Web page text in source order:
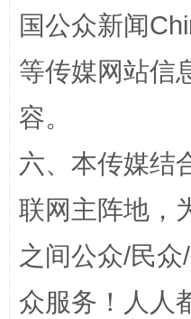
国公众新闻
等传媒网站信
容。
六、本传媒结
联网主阵地，
之间公众/民
众服务！人人